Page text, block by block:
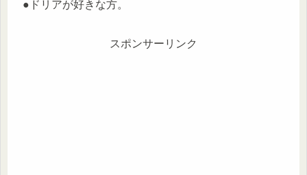
●ドリアが好きな方。
スポンサーリンク